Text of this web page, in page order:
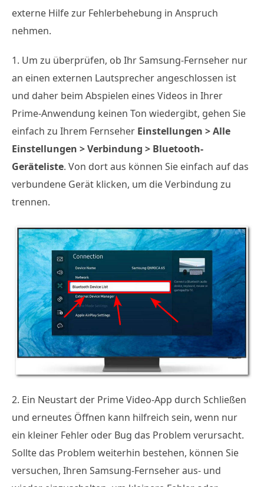
externe Hilfe zur Fehlerbehebung in Anspruch
nehmen.
1. Um zu überprüfen, ob Ihr Samsung-Fernseher nur
an einen externen Lautsprecher angeschlossen ist
und daher beim Abspielen eines Videos in Ihrer
Prime-Anwendung keinen Ton wiedergibt, gehen Sie
einfach zu Ihrem Fernseher Einstellungen > Alle
Einstellungen > Verbindung > Bluetooth-
Geräteliste. Von dort aus können Sie einfach auf das
verbundene Gerät klicken, um die Verbindung zu
trennen.
2. Ein Neustart der Prime Video-App durch Schließen
und erneutes Öffnen kann hilfreich sein, wenn nur
ein kleiner Fehler oder Bug das Problem verursacht.
Sollte das Problem weiterhin bestehen, können Sie
versuchen, Ihren Samsung-Fernseher aus- und